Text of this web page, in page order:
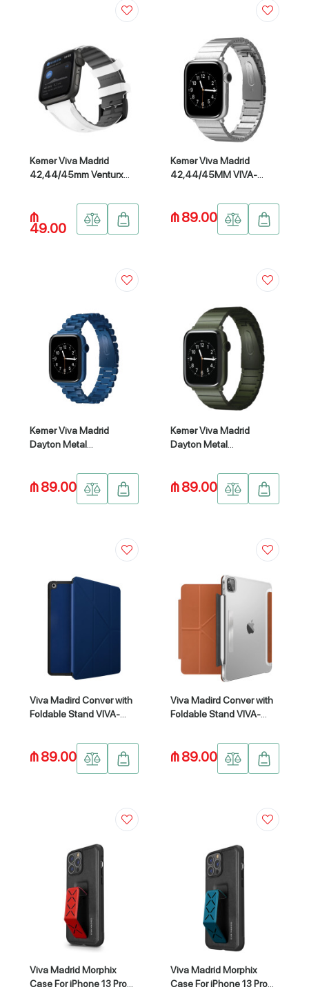
Kəmər Viva Madrid
42,44/45mm Venturx
VTXSPT-WHT45
₼
49.00
Kəmər Viva Madrid
42,44/45MM VIVA-
₼ 89.00
Kəmər Viva Madrid
Dayton Metal
DAYTON-BLU44.
₼ 89.00
Kəmər Viva Madrid
Dayton Metal
DAYTON-GRN44
₼ 89.00
Viva Madird Conver with
Foldable Stand VIVA-
₼ 89.00
Viva Madird Conver with
Foldable Stand VIVA-
₼ 89.00
Viva Madrid Morphix
Case For iPhone 13 Pro
Viva Madrid Morphix
Case For iPhone 13 Pro